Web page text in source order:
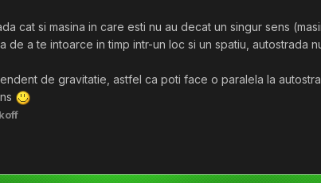
cat si masina in care esti nu au decat un singur sens
de a te intoarce in timp intr-un loc si un spatiu, autostrada
de gravitatie, astfel ca poti face o paralela la